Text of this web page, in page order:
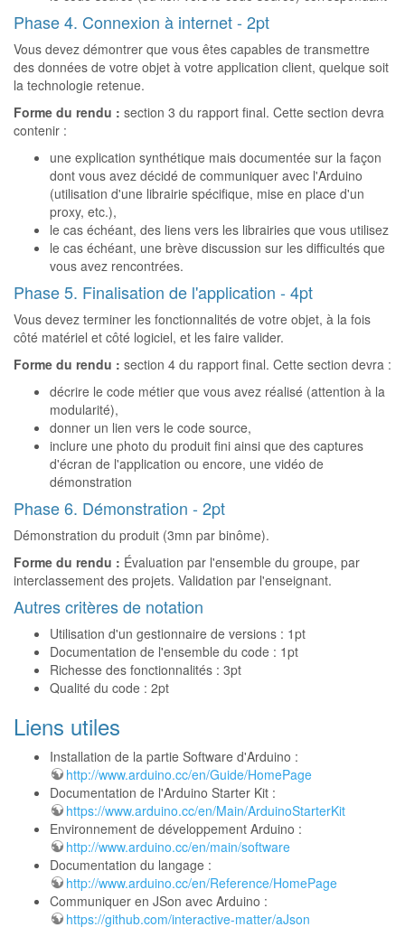
Phase 4. Connexion à internet - 2pt
Vous devez démontrer que vous êtes capables de transmettre
des données de votre objet à votre application client, quelque soit
la technologie retenue.
Forme du rendu : section 3 du rapport final. Cette section devra
contenir :
une explication synthétique mais documentée sur la façon
dont vous avez décidé de communiquer avec l'Arduino
(utilisation d'une librairie spécifique, mise en place d'un
proxy, etc.),
le cas échéant, des liens vers les librairies que vous utilisez
le cas échéant, une brève discussion sur les difficultés que
vous avez rencontrées.
Phase 5. Finalisation de l'application - 4pt
Vous devez terminer les fonctionnalités de votre objet, à la fois
côté matériel et côté logiciel, et les faire valider.
Forme du rendu : section 4 du rapport final. Cette section devra :
décrire le code métier que vous avez réalisé (attention à la
modularité),
donner un lien vers le code source,
inclure une photo du produit fini ainsi que des captures
d'écran de l'application ou encore, une vidéo de
démonstration
Phase 6. Démonstration - 2pt
Démonstration du produit (3mn par binôme).
Forme du rendu : Évaluation par l'ensemble du groupe, par
interclassement des projets. Validation par l'enseignant.
Autres critères de notation
Utilisation d'un gestionnaire de versions : 1pt
Documentation de l'ensemble du code : 1pt
Richesse des fonctionnalités : 3pt
Qualité du code : 2pt
Liens utiles
Installation de la partie Software d'Arduino :
http://www.arduino.cc/en/Guide/HomePage
Documentation de l'Arduino Starter Kit :
https://www.arduino.cc/en/Main/ArduinoStarterKit
Environnement de développement Arduino :
http://www.arduino.cc/en/main/software
Documentation du langage :
http://www.arduino.cc/en/Reference/HomePage
Communiquer en JSon avec Arduino :
https://github.com/interactive-matter/aJson